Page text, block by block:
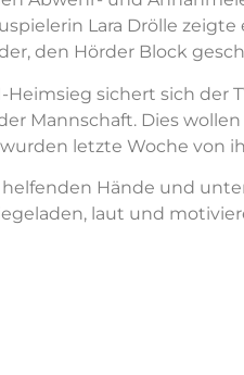
Lara Drölle
den Hörder Block
Heimsieg sichert sich
Mannschaft. Dies
letzte Woche von
helfenden Hände und
laut und